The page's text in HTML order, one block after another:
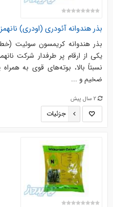
بذر هندوانه آئودری (اودری) نانهمز
بذر هندوانه کریمسون سوئیت
یکی از ارقام پر طرفدار شرکت
نسبتاً بالا، بوته‌های قوی به
ضخیم و ...
2 سال پیش
جزئیات